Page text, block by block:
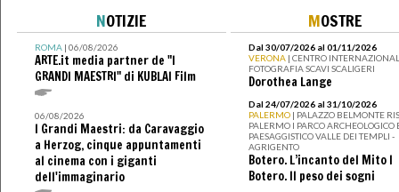
NOTIZIE
ROMA| 06/08/2026
ARTE.it media partner de "I
GRANDI MAESTRI" di KUBLAI Film
06/08/2026
I Grandi Maestri: da Caravaggio
a Herzog, cinque appuntamenti
al cinema con i giganti
dell'immaginario
MOSTRE
Dal 30/07/2026 al 01/11/2026
VERONA | CENTRO
FOTOGRAFIA SCAVI SCALIGERI
Dorothea Lange
Dal 24/07/2026 al 31/10/2026
PALERMO | PALAZZO BELMONTE
PALERMO I PARCO ARCHEOLOGICO
PAESAGGISTICO VALLE DEI TEMPLI -
AGRIGENTO
Botero. L’incanto del Mito I
Botero. Il peso dei sogni